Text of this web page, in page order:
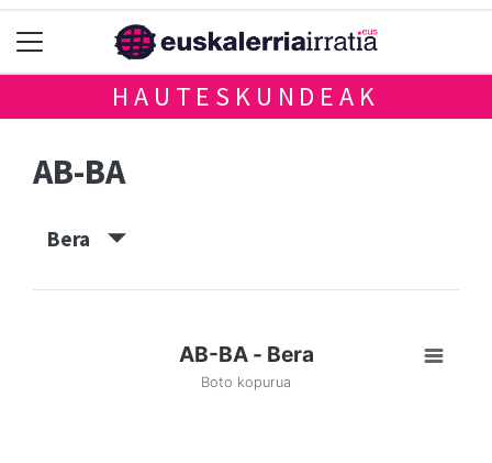
HAUTESKUNDEAK
AB-BA
Bera
AB-BA - Bera
Boto kopurua